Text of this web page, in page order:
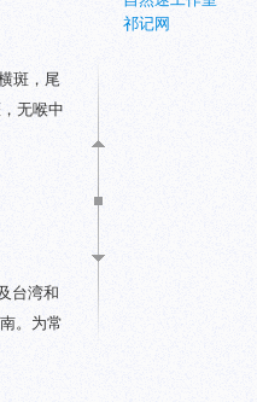
斑，尾
无喉中
台湾和
。为常
祁记网